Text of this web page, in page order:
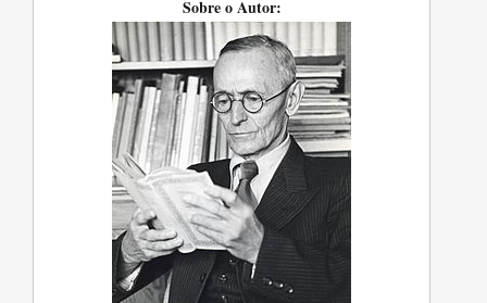
Sobre o Autor: